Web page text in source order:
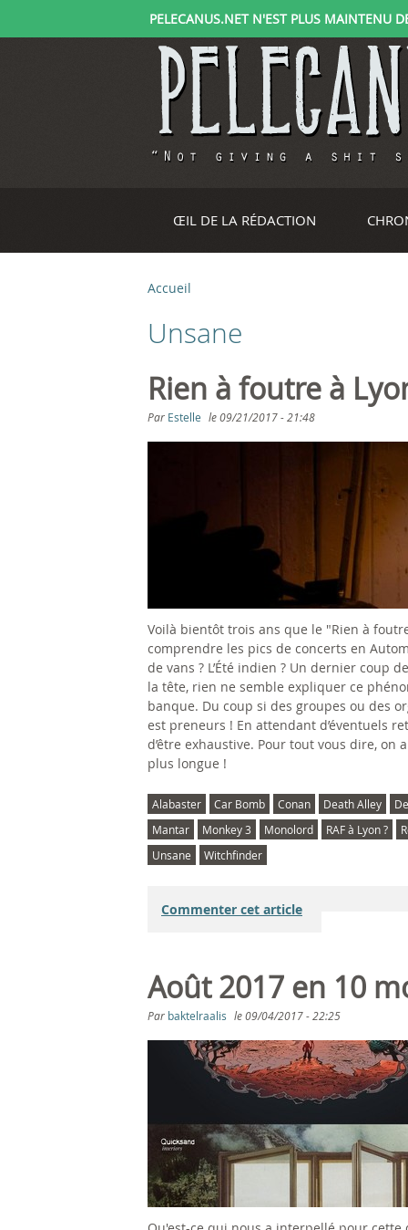
PELECANUS.NET N'EST PLUS MAINTENU
ŒIL DE LA RÉDACTION
V
o
u
s
ê
i
c
i
Accueil
Unsane
Rien à foutre à
Par Estelle le09/21/2017 - 21:48
Voilà bientôt trois ans que le "Rien à
comprendre les pics de concerts en
de vans ? L’Été indien ? Un dernier coup
la tête, rien ne semble expliquer ce
banque. Du coup si des groupes ou des
est preneurs ! En attendant d’éventuels
d’être exhaustive. Pour tout vous dire,
plus longue !
Alabaster Car Bomb Conan Death Alley
Mantar
Monkey 3 Monolord RAF à Lyon ?
Unsane
Witchfinder
Commenter cet article
Août 2017 en 10
Par baktelraalis le09/04/2017 - 22:25